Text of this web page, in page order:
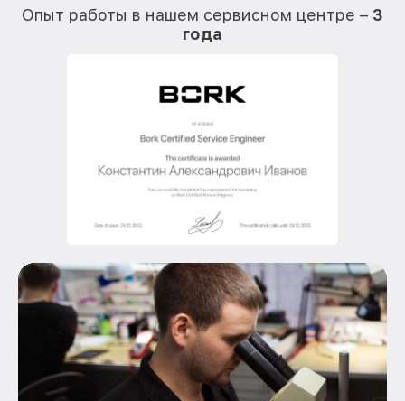
Опыт работы в нашем сервисном центре – 3
года